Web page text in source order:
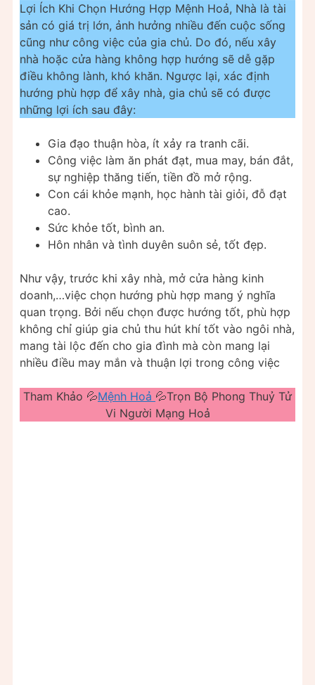
Lợi Ích Khi Chọn Hướng Hợp Mệnh Hoả, Nhà là tài
sản có giá trị lớn, ảnh hưởng nhiều đến cuộc sống
cũng như công việc của gia chủ. Do đó, nếu xây
nhà hoặc cửa hàng không hợp hướng sẽ dễ gặp
điều không lành, khó khăn. Ngược lại, xác định
hướng phù hợp để xây nhà, gia chủ sẽ có được
những lợi ích sau đây:
Gia đạo thuận hòa, ít xảy ra tranh cãi.
Công việc làm ăn phát đạt, mua may, bán đắt,
sự nghiệp thăng tiến, tiền đồ mở rộng.
Con cái khỏe mạnh, học hành tài giỏi, đỗ đạt
cao.
Sức khỏe tốt, bình an.
Hôn nhân và tình duyên suôn sẻ, tốt đẹp.
Như vậy, trước khi xây nhà, mở cửa hàng kinh
doanh,…việc chọn hướng phù hợp mang ý nghĩa
quan trọng. Bởi nếu chọn được hướng tốt, phù hợp
không chỉ giúp gia chủ thu hút khí tốt vào ngôi nhà,
mang tài lộc đến cho gia đình mà còn mang lại
nhiều điều may mắn và thuận lợi trong công việc
Tham Khảo 💦Mệnh Hoả 💦Trọn Bộ Phong Thuỷ Tử
Vi Người Mạng Hoả